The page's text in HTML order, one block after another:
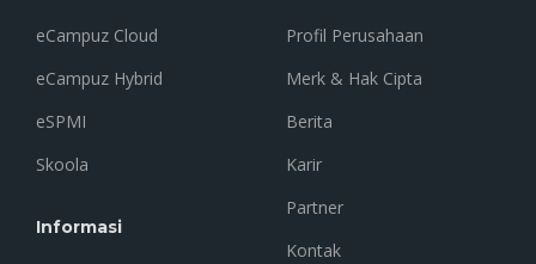
eCampuz Cloud
eCampuz Hybrid
eSPMI
Skoola
Informasi
Profil Perusahaan
Merk & Hak Cipta
Berita
Karir
Partner
Kontak